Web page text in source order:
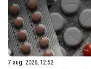
7 aug. 2026, 12:52